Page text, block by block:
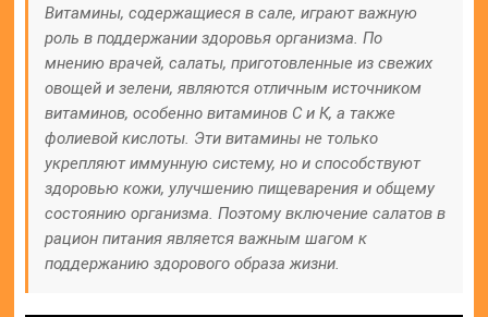
Витамины, содержащиеся в сале, играют важную
роль в поддержании здоровья организма. По
мнению врачей, салаты, приготовленные из свежих
овощей и зелени, являются отличным источником
витаминов, особенно витаминов С и К, а также
фолиевой кислоты. Эти витамины не только
укрепляют иммунную систему, но и способствуют
здоровью кожи, улучшению пищеварения и общему
состоянию организма. Поэтому включение салатов в
рацион питания является важным шагом к
поддержанию здорового образа жизни.